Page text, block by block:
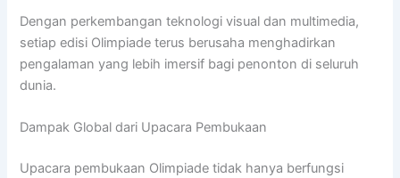
Dengan perkembangan teknologi visual dan multimedia,
setiap edisi Olimpiade terus berusaha menghadirkan
pengalaman yang lebih imersif bagi penonton di seluruh
dunia.
Dampak Global dari Upacara Pembukaan
Upacara pembukaan Olimpiade tidak hanya berfungsi